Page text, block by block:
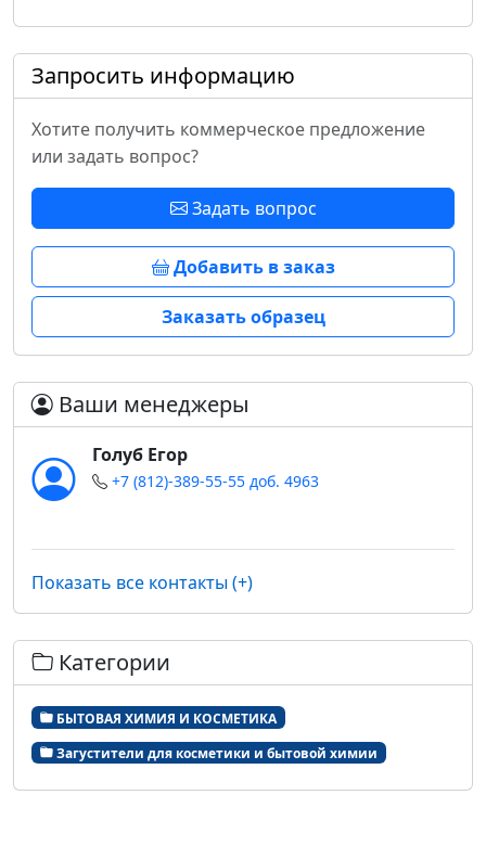
Запросить информацию
Хотите получить коммерческое предложение
или задать вопрос?
Задать вопрос
Добавить в заказ
Заказать образец
Ваши менеджеры
Голуб Егор
+7 (812)-389-55-55 доб. 4963
Показать все контакты (+)
Категории
БЫТОВАЯ ХИМИЯ И КОСМЕТИКА
Загустители для косметики и бытовой химии